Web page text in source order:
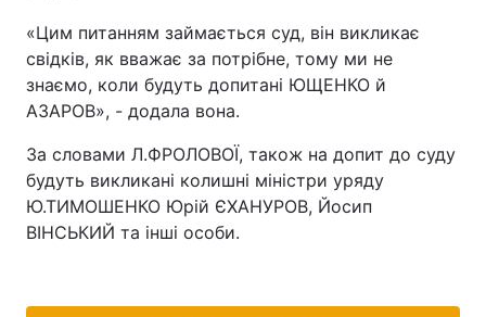
Архів Вакансії
Послуги
«Цим питанням займається суд, він викликає
свідків, як вважає за потрібне, тому ми не
знаємо, коли будуть допитані ЮЩЕНКО й
АЗАРОВ», - додала вона.
За словами Л.ФРОЛОВОЇ, також на допит до суду
будуть викликані колишні міністри уряду
Ю.ТИМОШЕНКО Юрій ЄХАНУРОВ, Йосип
ВІНСЬКИЙ та інші особи.